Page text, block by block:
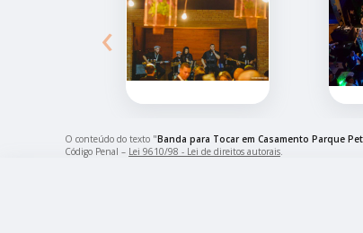
‹
O conteúdo do texto "Banda para Tocar em Casamento Parque
Código Penal – Lei 9610/98 - Lei de direitos autorais.